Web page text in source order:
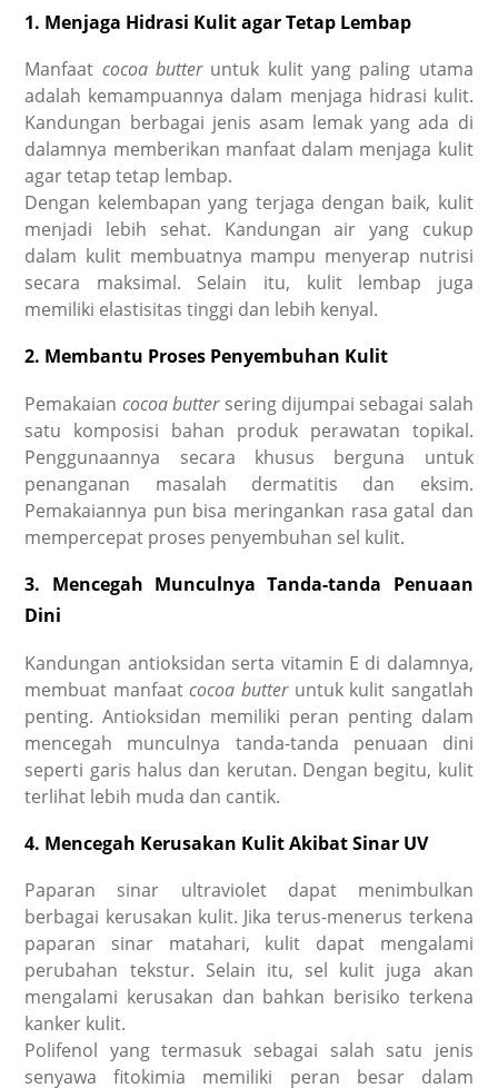
1. Menjaga Hidrasi Kulit agar Tetap Lembap
Manfaat cocoa butteruntuk kulit yang paling utama
adalah kemampuannya dalam menjaga hidrasi kulit.
Kandungan berbagai jenis asam lemak yang ada di
dalamnya memberikan manfaat dalam menjaga kulit
agar tetap tetap lembap.
Dengan kelembapan yang terjaga dengan baik, kulit
menjadi lebih sehat. Kandungan air yang cukup
dalam kulit membuatnya mampu menyerap nutrisi
secara maksimal. Selain itu, kulit lembap juga
memiliki elastisitas tinggi dan lebih kenyal.
2. Membantu Proses Penyembuhan Kulit
Pemakaian cocoa butter sering dijumpai sebagai salah
satu komposisi bahan produk perawatan topikal.
Penggunaannya secara khusus berguna untuk
penanganan masalah dermatitis dan eksim.
Pemakaiannya pun bisa meringankan rasa gatal dan
mempercepat proses penyembuhan sel kulit.
3. Mencegah Munculnya Tanda-tanda Penuaan
Dini
Kandungan antioksidan serta vitamin E di dalamnya,
membuat manfaatcocoa butteruntuk kulit sangatlah
penting. Antioksidan memiliki peran penting dalam
mencegah munculnya tanda-tanda penuaan dini
seperti garis halus dan kerutan. Dengan begitu, kulit
terlihat lebih muda dan cantik.
4. Mencegah Kerusakan Kulit Akibat Sinar UV
Paparan sinar ultraviolet dapat menimbulkan
berbagai kerusakan kulit. Jika terus-menerus terkena
paparan sinar matahari, kulit dapat mengalami
perubahan tekstur. Selain itu, sel kulit juga akan
mengalami kerusakan dan bahkan berisiko terkena
kanker kulit.
Polifenol yang termasuk sebagai salah satu jenis
senyawa fitokimia memiliki peran besar dalam